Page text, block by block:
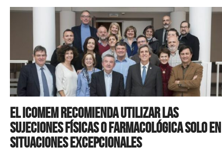
El ICOMEM recomienda utilizar las
sujeciones físicas o farmacológica solo en
situaciones excepcionales